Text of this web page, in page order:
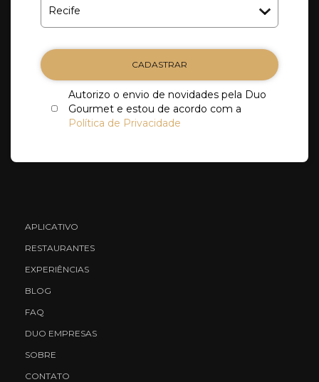
CADASTRAR
Autorizo o envio de novidades pela Duo
Gourmet e estou de acordo com a
Política de Privacidade
APLICATIVO
RESTAURANTES
EXPERIÊNCIAS
BLOG
FAQ
DUO EMPRESAS
SOBRE
CONTATO